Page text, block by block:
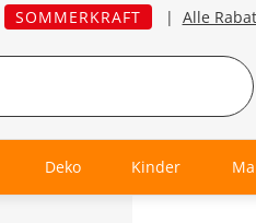
SOMMERKRAFT | Alle
Deko Kinder